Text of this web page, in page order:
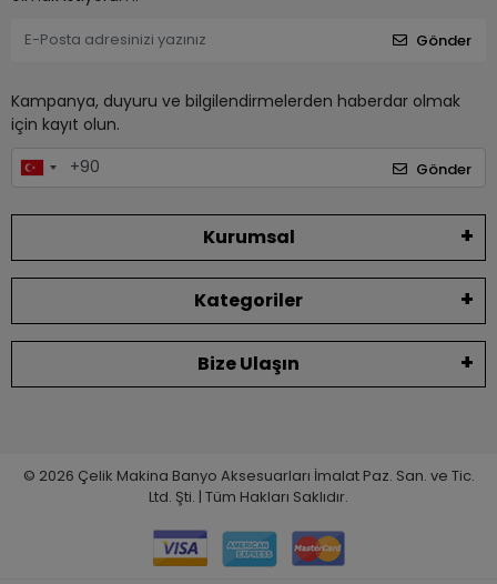
Gönder
Kampanya, duyuru ve bilgilendirmelerden haberdar olmak
için kayıt olun.
Gönder
Kurumsal
Kategoriler
Bize Ulaşın
© 2026 Çelik Makina Banyo Aksesuarları İmalat Paz. San. ve Tic.
Ltd. Şti. | Tüm Hakları Saklıdır.